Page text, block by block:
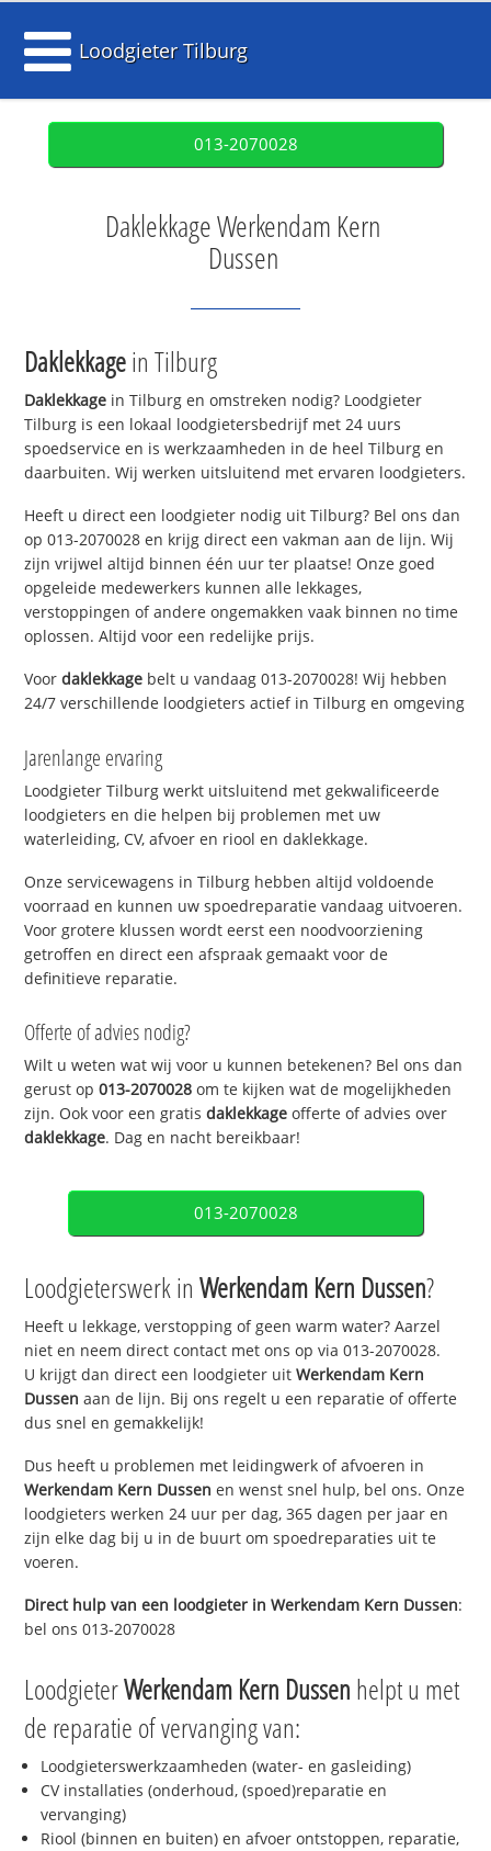
Loodgieter Tilburg
013-2070028
Daklekkage Werkendam Kern
Dussen
Daklekkagein Tilburg
Daklekkage in Tilburg en omstreken nodig? Loodgieter
Tilburg is een lokaal loodgietersbedrijf met 24 uurs
spoedservice en is werkzaamheden in de heel Tilburg en
daarbuiten. Wij werken uitsluitend met ervaren loodgieters.
Heeft u direct een loodgieter nodig uit Tilburg? Bel ons dan
op 013-2070028 en krijg direct een vakman aan de lijn. Wij
zijn vrijwel altijd binnen één uur ter plaatse! Onze goed
opgeleide medewerkers kunnen alle lekkages,
verstoppingen of andere ongemakken vaak binnen no time
oplossen. Altijd voor een redelijke prijs.
Voordaklekkage belt u vandaag 013-2070028! Wij hebben
24/7 verschillende loodgieters actief in Tilburg en omgeving
Jarenlange ervaring
Loodgieter Tilburg werkt uitsluitend met gekwalificeerde
loodgieters en die helpen bij problemen met uw
waterleiding, CV, afvoer en riool en daklekkage.
Onze servicewagens in Tilburg hebben altijd voldoende
voorraad en kunnen uw spoedreparatie vandaag uitvoeren.
Voor grotere klussen wordt eerst een noodvoorziening
getroffen en direct een afspraak gemaakt voor de
definitieve reparatie.
Offerte of advies nodig?
Wilt u weten wat wij voor u kunnen betekenen? Bel ons dan
gerust op013-2070028 om te kijken wat de mogelijkheden
zijn. Ook voor een gratisdaklekkage offerte of advies over
daklekkage. Dag en nacht bereikbaar!
013-2070028
Loodgieterswerk inWerkendam Kern Dussen?
Heeft u lekkage, verstopping of geen warm water? Aarzel
niet en neem direct contact met ons op via 013-2070028.
U krijgt dan direct een loodgieter uitWerkendam Kern
Dussen aan de lijn. Bij ons regelt u een reparatie of offerte
dus snel en gemakkelijk!
Dus heeft u problemen met leidingwerk of afvoeren in
Werkendam Kern Dussen en wenst snel hulp, bel ons. Onze
loodgieters werken 24 uur per dag, 365 dagen per jaar en
zijn elke dag bij u in de buurt om spoedreparaties uit te
voeren.
Direct hulp van een loodgieter inWerkendam Kern Dussen:
bel ons 013-2070028
LoodgieterWerkendam Kern Dussen helpt u met
de reparatie of vervanging van:
Loodgieterswerkzaamheden (water- en gasleiding)
CV installaties (onderhoud, (spoed)reparatie en
vervanging)
Riool (binnen en buiten) en afvoer ontstoppen, reparatie,